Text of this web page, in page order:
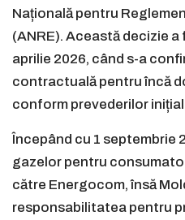
Națională pentru
(ANRE). Această decizie
aprilie 2026, când s-a
contractuală pentru încă
conform prevederilor
Începând cu 1 septembrie
gazelor pentru
către Energocom, însă
responsabilitatea pentru